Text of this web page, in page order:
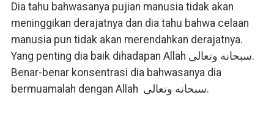
Dia tahu bahwasanya pujian manusia tidak akan
meninggikan derajatnya dan dia tahu bahwa celaan
manusia pun tidak akan merendahkan derajatnya.
Yang penting dia baik dihadapan Allah سبحانه وتعالى.
Benar-benar konsentrasi dia bahwasanya dia
bermuamalah dengan Allah سبحانه وتعالى.